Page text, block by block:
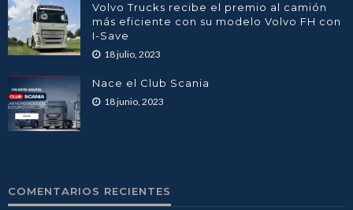
Volvo Trucks recibe el premio al camión
más eficiente con su modelo Volvo FH con
I-Save
18 julio, 2023
Nace el Club Scania
18 junio, 2023
COMENTARIOS RECIENTES